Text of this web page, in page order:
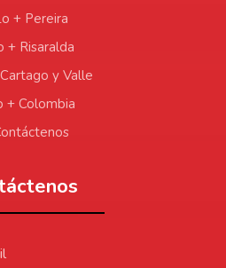
+ Pereira
+ Risaralda
y Valle
+ Colombia